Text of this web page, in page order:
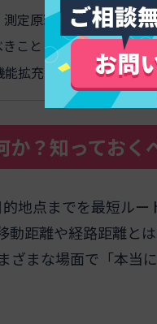
定原理・精度・用途ご
こと – 用途に応じた測
拡充やサービス間競争
？知っておく
地点までを最短ル
動距離や経路距離と
ざまな場面で「本当